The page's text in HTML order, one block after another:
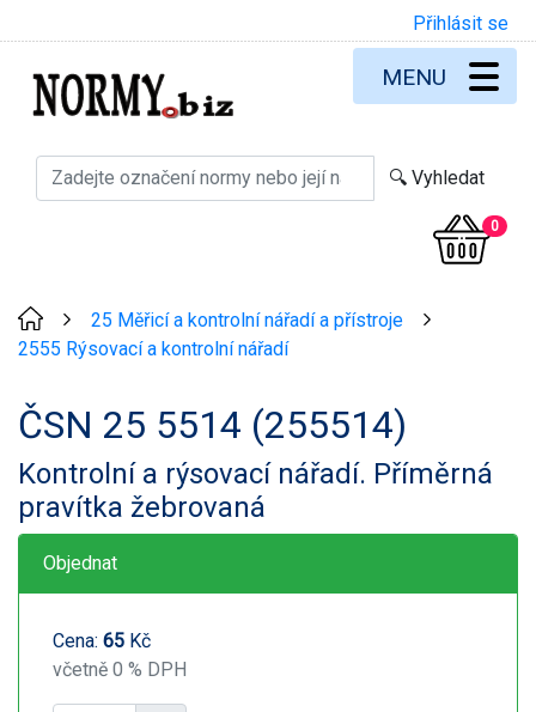
Přihlásit se
0
MENU
25 Měřicí a kontrolní nářadí a přístroje
2555 Rýsovací a kontrolní nářadí
ČSN 25 5514 (255514)
Kontrolní a rýsovací nářadí. Příměrná
pravítka žebrovaná
Objednat
Cena: 65 Kč
včetně 0 % DPH